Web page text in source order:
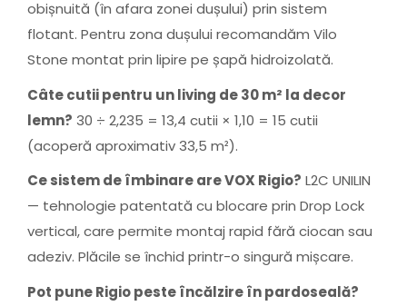
obișnuită (în afara zonei dușului) prin sistem
flotant. Pentru zona dușului recomandăm Vilo
Stone montat prin lipire pe șapă hidroizolată.
Câte cutii pentru un living de 30 m² la decor
lemn? 30 ÷ 2,235 = 13,4 cutii × 1,10 = 15 cutii
(acoperă aproximativ 33,5 m²).
Ce sistem de îmbinare are VOX Rigio? L2C UNILIN
— tehnologie patentată cu blocare prin Drop Lock
vertical, care permite montaj rapid fără ciocan sau
adeziv. Plăcile se închid printr-o singură mișcare.
Pot pune Rigio peste încălzire în pardoseală?